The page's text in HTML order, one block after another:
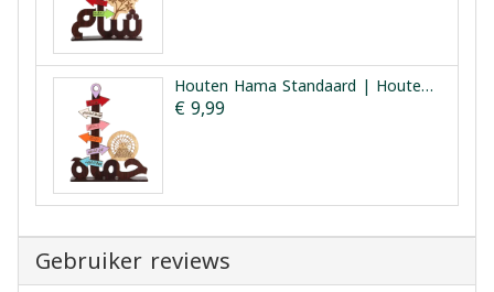
Houten Hama Standaard | Houten Hama Bezienswaardigheden
€ 9,99
Gebruiker reviews